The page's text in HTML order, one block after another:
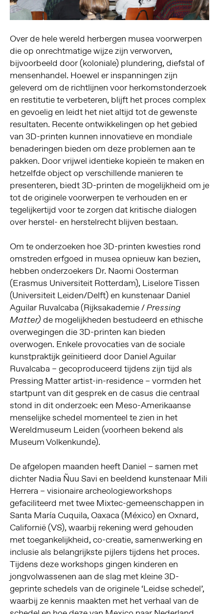
Over de hele wereld herbergen musea voorwerpen
die op onrechtmatige wijze zijn verworven,
bijvoorbeeld door (koloniale) plundering, diefstal of
mensenhandel. Hoewel er inspanningen zijn
geleverd om de richtlijnen voor herkomstonderzoek
en restitutie te verbeteren, blijft het proces complex
en gevoelig en leidt het niet altijd tot de gewenste
resultaten. Recente ontwikkelingen op het gebied
van 3D-printen kunnen innovatieve en mondiale
benaderingen bieden om deze problemen aan te
pakken. Door vrijwel identieke kopieën te maken en
hetzelfde object op verschillende manieren te
presenteren, biedt 3D-printen de mogelijkheid om je
tot de originele voorwerpen te verhouden en er
tegelijkertijd voor te zorgen dat kritische dialogen
over herstel- en herstelrecht blijven bestaan.
Om te onderzoeken hoe 3D-printen kwesties rond
omstreden erfgoed in musea opnieuw kan bezien,
hebben onderzoekers Dr. Naomi Oosterman
(Erasmus Universiteit Rotterdam), Liselore Tissen
(Universiteit Leiden/Delft) en kunstenaar Daniel
Aguilar Ruvalcaba (Rijksakademie /Pressing
Matter) de mogelijkheden bestudeerd en ethische
overwegingen die 3D-printen kan bieden
overwogen. Enkele provocaties van de sociale
kunstpraktijk geïnitieerd door Daniel Aguilar
Ruvalcaba – gecoproduceerd tijdens zijn tijd als
Pressing Matter artist-in-residence – vormden het
startpunt van dit gesprek en de casus die centraal
stond in dit onderzoek: een Meso-Amerikaanse
menselijke schedel momenteel te zien in het
Wereldmuseum Leiden (voorheen bekend als
Museum Volkenkunde).
De afgelopen maanden heeft Daniel – samen met
dichter Nadia Ñuu Savi en beeldend kunstenaar Mili
Herrera – visionaire archeologieworkshops
gefaciliteerd met twee Mixtec-gemeenschappen in
Santa María Cuquila, Oaxaca (México) en Oxnard,
Californië (VS), waarbij rekening werd gehouden
met toegankelijkheid, co-creatie, samenwerking en
inclusie als belangrijkste pijlers tijdens het proces.
Tijdens deze workshops gingen kinderen en
jongvolwassenen aan de slag met kleine 3D-
geprinte schedels van de originele ‘Leidse schedel’,
waarbij ze kennis maakten met het verhaal van de